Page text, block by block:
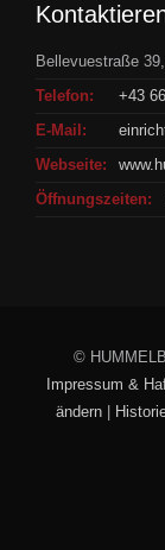
Bellevuestraße
Telefon:
+43
E-Mail:
Webseite:
Öffnungszeiten:
©
Impressum &
ändern